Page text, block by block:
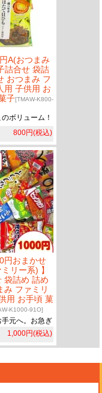
A(おつまみ
合せ 袋詰
おつまみ フ
用 子供用 お
子[TMAW-K800-
ボリューム！
800円(税込)
円おまかせ
リー系) 】
袋詰め 詰め
み ファミリ
用 お手頃 菓
K1000-91O]
元へ。お急ぎ
1,000円(税込)